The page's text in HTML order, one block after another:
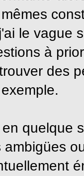
le vague
à
des
quelque
ambigües